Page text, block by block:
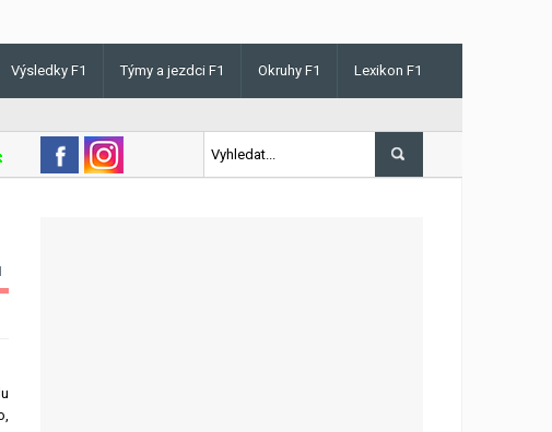
Výsledky F1 Týmy a jezdci F1 Okruhy F1 Lexikon F1
Norris v Maďarsku letos poprvé vyhrál kvalifikaci